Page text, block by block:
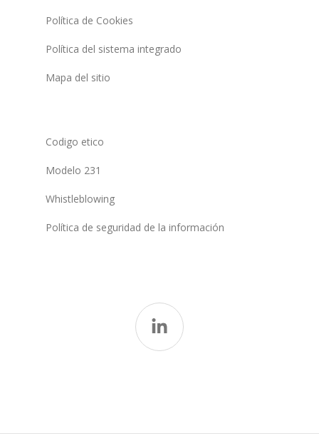
Política de Cookies
Política del sistema integrado
Mapa del sitio
Codigo etico
Modelo 231
Whistleblowing
Política de seguridad de la información